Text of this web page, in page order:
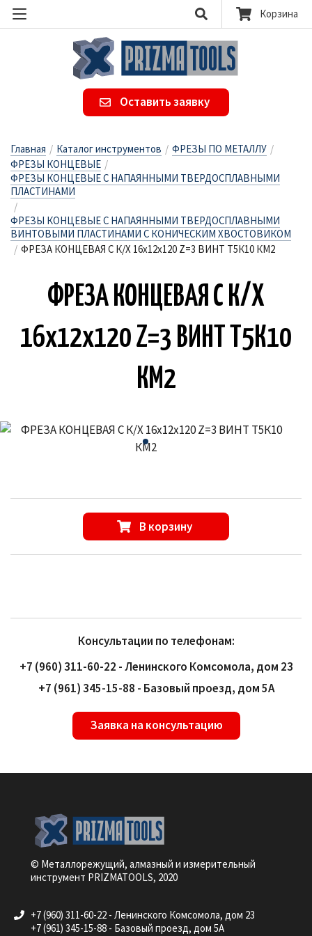
Корзина
Оставить заявку
Главная / Каталог инструментов / ФРЕЗЫ ПО МЕТАЛЛУ /
ФРЕЗЫ КОНЦЕВЫЕ /
ФРЕЗЫ КОНЦЕВЫЕ С НАПАЯННЫМИ ТВЕРДОСПЛАВНЫМИ
ПЛАСТИНАМИ
/
ФРЕЗЫ КОНЦЕВЫЕ С НАПАЯННЫМИ ТВЕРДОСПЛАВНЫМИ
ВИНТОВЫМИ ПЛАСТИНАМИ С КОНИЧЕСКИМ ХВОСТОВИКОМ
/ ФРЕЗА КОНЦЕВАЯ С К/Х 16х12х120 Z=3 ВИНТ Т5К10 КМ2
ФРЕ­ЗА КОН­ЦЕ­ВАЯ С К/Х
16х12х120 Z=3 ВИНТ Т5К10
КМ2
В корзину
Консультации по телефонам:
+7 (960) 311-60-22 - Ленинского Комсомола, дом 23
+7 (961) 345-15-88 - Базовый проезд, дом 5А
Заявка на консультацию
© Металлорежущий, алмазный и измерительный
инструмент PRIZMATOOLS, 2020
+7 (960) 311-60-22 - Ленинского Комсомола, дом 23
+7 (961) 345-15-88 - Базовый проезд, дом 5А